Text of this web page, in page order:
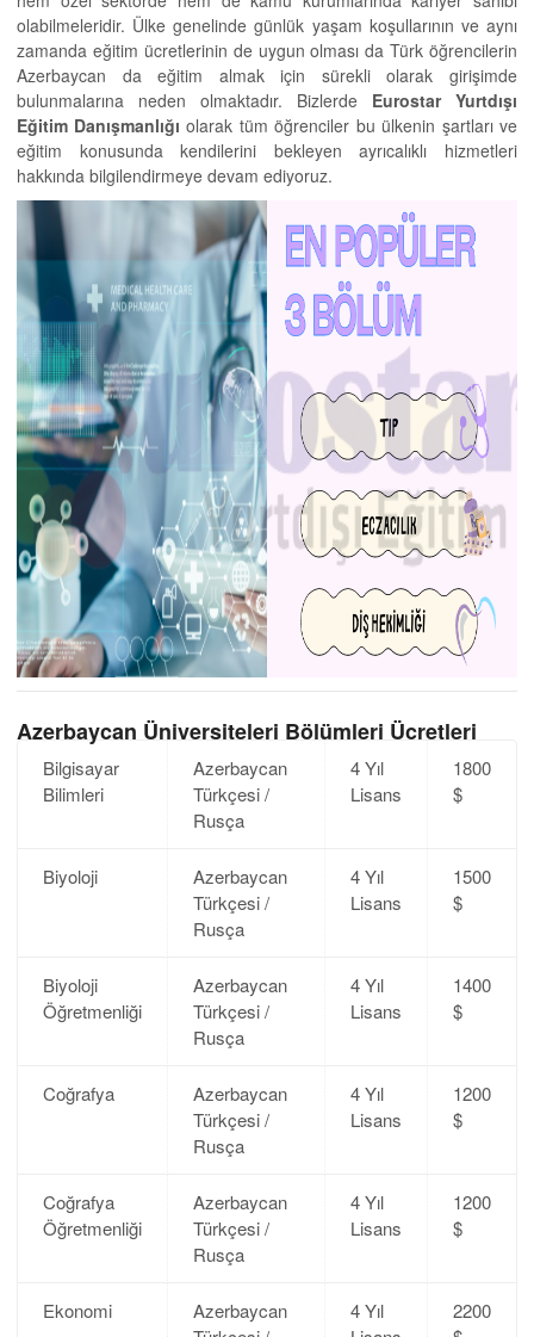
olabilmeleridir. Ülke genelinde günlük yaşam koşullarının ve aynı
zamanda eğitim ücretlerinin de uygun olması da Türk öğrencilerin
Azerbaycan da eğitim almak için sürekli olarak girişimde
bulunmalarına neden olmaktadır. Bizlerde Eurostar Yurtdışı
Eğitim Danışmanlığı olarak tüm öğrenciler bu ülkenin şartları ve
eğitim konusunda kendilerini bekleyen ayrıcalıklı hizmetleri
hakkında bilgilendirmeye devam ediyoruz.
Azerbaycan Üniversiteleri Bölümleri Ücretleri
Bilgisayar
Bilimleri
Azerbaycan
Türkçesi /
Rusça
4 Yıl
Lisans
1800
$
Biyoloji
Azerbaycan
Türkçesi /
Rusça
4 Yıl
Lisans
1500
$
Biyoloji
Öğretmenliği
Azerbaycan
Türkçesi /
Rusça
4 Yıl
Lisans
1400
$
Coğrafya
Azerbaycan
Türkçesi /
Rusça
4 Yıl
Lisans
1200
$
Coğrafya
Öğretmenliği
Azerbaycan
Türkçesi /
Rusça
4 Yıl
Lisans
1200
$
Ekonomi
Azerbaycan
4 Yıl
2200